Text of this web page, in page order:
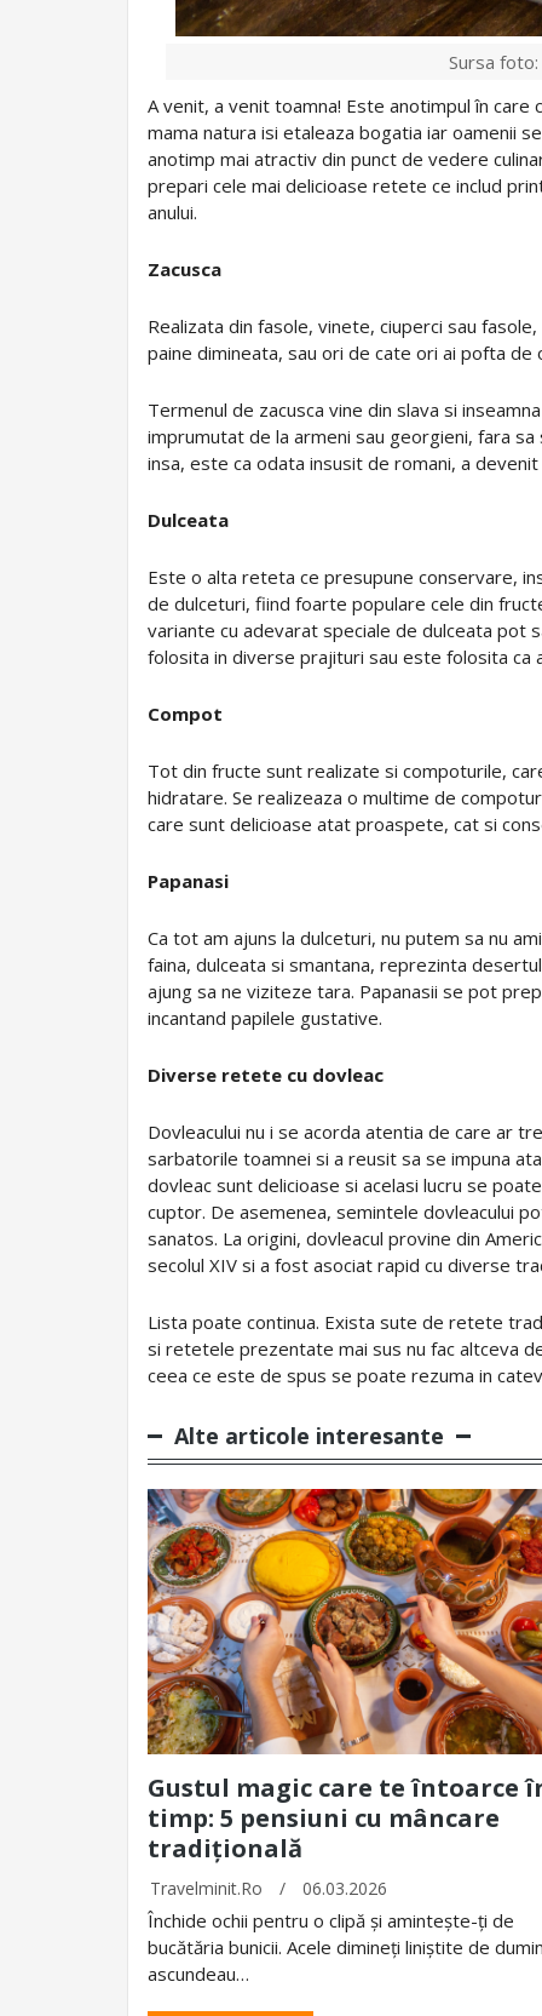
Sursa
A venit, a venit toamna! Este anotimpul în
mama natura isi etaleaza bogatia iar oamenii
anotimp mai atractiv din punct de vedere
prepari cele mai delicioase retete ce includ
anului.
Zacusca
Realizata din fasole, vinete, ciuperci sau
paine dimineata, sau ori de cate ori ai pofta
Termenul de zacusca vine din slava si
imprumutat de la armeni sau georgieni, fara
insa, este ca odata insusit de romani, a
Dulceata
Este o alta reteta ce presupune conservare,
de dulceturi, fiind foarte populare cele din
variante cu adevarat speciale de dulceata pot
folosita in diverse prajituri sau este folosita
Compot
Tot din fructe sunt realizate si compoturile,
hidratare. Se realizeaza o multime de
care sunt delicioase atat proaspete, cat si
Papanasi
Ca tot am ajuns la dulceturi, nu putem sa nu
faina, dulceata si smantana, reprezinta
ajung sa ne viziteze tara. Papanasii se pot
incantand papilele gustative.
Diverse retete cu dovleac
Dovleacului nu i se acorda atentia de care ar
sarbatorile toamnei si a reusit sa se impuna
dovleac sunt delicioase si acelasi lucru se
cuptor. De asemenea, semintele dovleacului
sanatos. La origini, dovleacul provine din
secolul XIV si a fost asociat rapid cu diverse
Lista poate continua. Exista sute de retete
si retetele prezentate mai sus nu fac altceva
ceea ce este de spus se poate rezuma in
Alte articole interesante
Gustul magic care te întoarce
timp: 5 pensiuni cu mâncare
tradițională
Travelminit.ro / 06.03.2026
Închide ochii pentru o clipă și amintește-ți de
bucătăria bunicii. Acele dimineți liniștite de
ascundeau…